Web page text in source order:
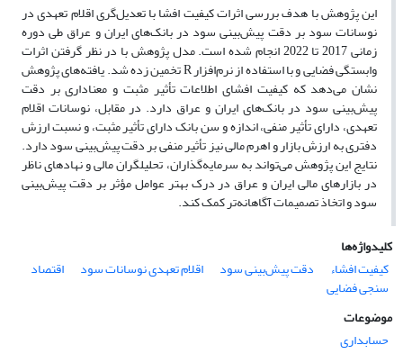
این پژوهش با هدف بررسی اثرات کیفیت افشا با تعدیل‌گری اقلام تعهدی در
نوسانات سود بر دقت پیش‌بینی سود در بانک‌های ایران و عراق طی دوره
زمانی 2017 تا 2022 انجام شده است. مدل پژوهش با در نظر گرفتن اثرات
وابستگی فضایی و با استفاده از نرم‌افزار R تخمین زده شد. یافته‌های پژوهش
نشان می‌دهد که کیفیت افشای اطلاعات تأثیر مثبت و معناداری بر دقت
پیش‌بینی سود در بانک‌های ایران و عراق دارد. در مقابل، نوسانات اقلام
تعهدی، دارای تأثیر منفی، اندازه و سن بانک دارای تأثیر مثبت، و نسبت ارزش
دفتری به ارزش بازار و اهرم مالی نیز تأثیر منفی بر دقت پیش‌بینی سود دارد.
نتایج این پژوهش می‌تواند به سرمایه‌گذاران، تحلیلگران مالی و نهادهای ناظر
در بازارهای مالی ایران و عراق در درک بهتر عوامل مؤثر بر دقت پیش‌بینی
سود و اتخاذ تصمیمات آگاهانه‌تر کمک کند.
کلیدواژه‌ها
کیفیت افشاء
دقت پیش‌بینی سود اقلام تعهدی نوسانات سود اقتصاد
سنجی فضایی
موضوعات
حسابداری